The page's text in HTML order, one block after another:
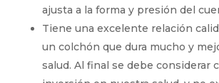
ajusta a la forma y presión del
Tiene una excelente relación
un colchón que dura mucho y
salud. Al final se debe considerar